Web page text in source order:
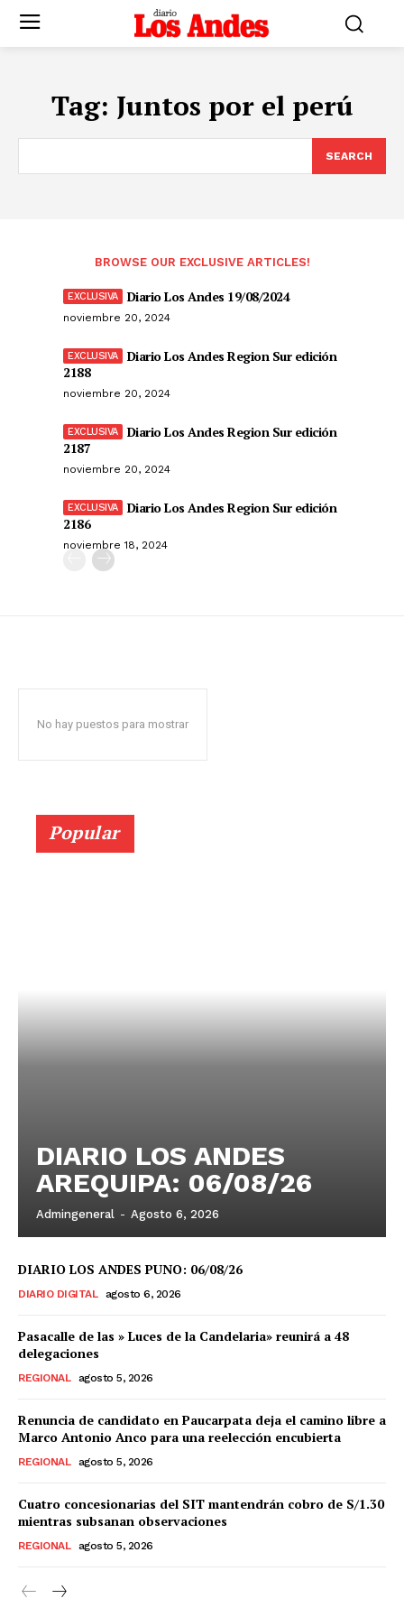
Tag: Juntos por el perú
SEARCH
BROWSE OUR EXCLUSIVE ARTICLES!
Diario Los Andes 19/08/2024
noviembre 20, 2024
Diario Los Andes Region Sur edición
2188
noviembre 20, 2024
Diario Los Andes Region Sur edición
2187
noviembre 20, 2024
Diario Los Andes Region Sur edición
2186
noviembre 18, 2024
No hay puestos para mostrar
Popular
DIARIO LOS ANDES
AREQUIPA: 06/08/26
Admingeneral - Agosto 6, 2026
DIARIO LOS ANDES PUNO: 06/08/26
DIARIO DIGITAL agosto 6, 2026
Pasacalle de las » Luces de la Candelaria» reunirá a 48
delegaciones
REGIONAL agosto 5, 2026
Renuncia de candidato en Paucarpata deja el camino libre a
Marco Antonio Anco para una reelección encubierta
REGIONAL agosto 5, 2026
Cuatro concesionarias del SIT mantendrán cobro de S/1.30
mientras subsanan observaciones
REGIONAL agosto 5, 2026